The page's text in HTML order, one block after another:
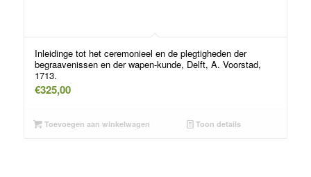
Inleidinge tot het ceremonieel en de plegtigheden der
begraavenissen en der wapen-kunde, Delft, A. Voorstad,
1713.
€325,00
Toevoegen aan winkelwagen Toon details